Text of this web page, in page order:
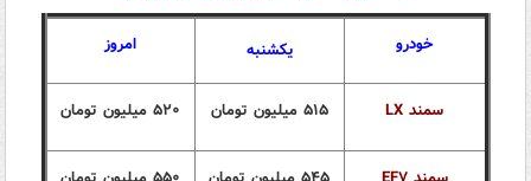
خودرو یکشنبه امروز
سمند LX ۵۱۵ میلیون تومان ۵۲۰ میلیون تومان